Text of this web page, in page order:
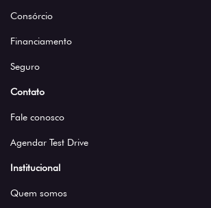
Consórcio
Financiamento
Seguro
Contato
Fale conosco
Agendar Test Drive
Institucional
Quem somos